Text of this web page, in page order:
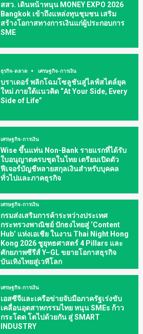
สสว. เดินหน้าหนุน MONEY EXPO 2026
Bangkok เข้าถึงแหล่งทุนชุมชน เสริม
สร้างโอกาสทางการเงินแก่ผู้ประกอบการ
SME
ธุรกิจ-ตลาด เศรษฐกิจ-การเงิน
บราเดอร์ พลิกโฉมโซลูชันสู่ไลฟ์สไตล์ยุค
ใหม่ ภายใต้แนวคิด “At Your Side, Every
Side of Life”
เศรษฐกิจ-การเงิน
Wise ขึ้นแท่น Non-Bank รายแรกที่ได้รับ
ใบอนุญาตครบชุดในไทย เตรียมเปิดตัว
ฟีเจอร์บัญชีหลายสกุลเงินสำหรับบุคคล
ทั่วไปและภาคธุรกิจ
เศรษฐกิจ-การเงิน
กรมส่งเสริมการค้าระหว่างประเทศ
กระทรวงพาณิชย์ ปักธงไทยสู่ ‘Content
Hub’ แห่งเอเชีย ในงาน Thai Night Hong
Kong 2026 ชูยุทธศาสตร์ 4 Pillars และ
ศักยภาพซีรีส์ Y–GL ขยายโอกาสธุรกิจ
บันเทิงไทยสู่เวทีโลก
เศรษฐกิจ-การเงิน
เอสซีจีและเครือข่ายจับมือภาครัฐเร่งขับ
เคลื่อนอุตสาหกรรมไทย หนุน SMEs ก้าว
กระโดด โตไปด้วยกัน สู่ SMART
INDUSTRY